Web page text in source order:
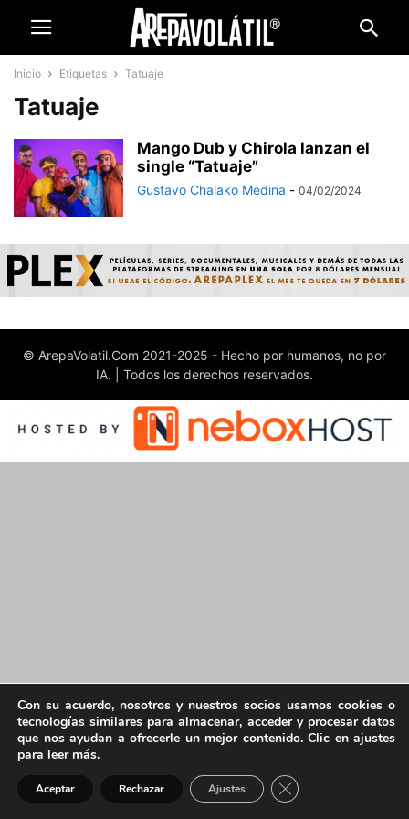
Inicio Etiquetas Tatuaje
Tatuaje
Mango Dub y Chirola lanzan el
single “Tatuaje”
Gustavo Chalako Medina - 04/02/2024
© ArepaVolatil.Com 2021-2025 - Hecho por humanos, no por
IA. | Todos los derechos reservados.
Con su acuerdo, nosotros y nuestros socios usamos cookies o
tecnologías similares para almacenar, acceder y procesar datos
que nos ayudan a ofrecerle un mejor contenido. Clic en ajustes
para leer más.
Aceptar Rechazar Ajustes Cerrar el banner de